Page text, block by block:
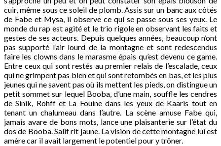
cuir, même sous ce soleil de plomb. Assis sur un banc aux côtés
de Fabe et Mysa, il observe ce qui se passe sous ses yeux. Le
monde du rap est agité et le trio rigole en observant les faits et
gestes de ses acteurs. Depuis quelques années, beaucoup n’ont
pas supporté l’air lourd de la montagne et sont redescendus
faire les clowns dans le marasme épais qu’est devenu ce game.
Entre ceux qui sont restés au premier relais de l’escalade, ceux
qui ne grimpent pas bien et qui sont retombés en bas, et les plus
jeunes qui ne savent pas où ils mettent les pieds, on distingue un
petit sommet sur lequel Booba, d’une main, souffle les cendres
de Sinik, Rohff et La Fouine dans les yeux de Kaaris tout en
tenant un chalumeau dans l’autre. La scène amuse Fabe qui,
jamais avare de bons mots, lance une plaisanterie sur l’état du
dos de Booba. Salif rit jaune. La vision de cette montagne lui est
amère car il avait largement le potentiel pour y trôner.